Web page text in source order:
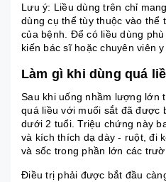
Lưu ý: Liều dùng trên chỉ
dùng cụ thể tùy thuộc vào thể
của bệnh. Để có liều dùng
kiến bác sĩ hoặc chuyên viên y
Làm gì khi dùng quá
Sau khi uống nhầm lượng lớn
quá liều với muối sắt đã được
dưới 2 tuổi. Triệu chứng này
và kích thích dạ dày - ruột, đi
và sốc trong phần lớn các
Điều trị phải được bắt đầu